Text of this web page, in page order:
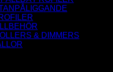
& DIMMERS